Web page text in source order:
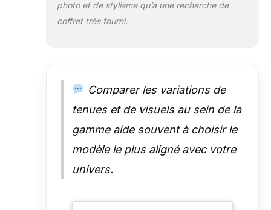
ajourées aux
poupées Barbie
Looks plairont
de mode, aux
stylistes et aux
collectionneurs.
photo et de stylisme qu’à une recherche de
coffret très fourni.
Comparer les variations de
tenues et de visuels au sein de la
gamme aide souvent à choisir le
modèle le plus aligné avec votre
univers.